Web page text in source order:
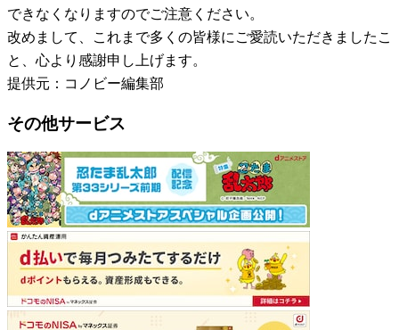
できなくなりますのでご注意ください。
改めまして、これまで多くの皆様にご愛読いただきましたこ
と、心より感謝申し上げます。
提供元：コノビー編集部
その他サービス